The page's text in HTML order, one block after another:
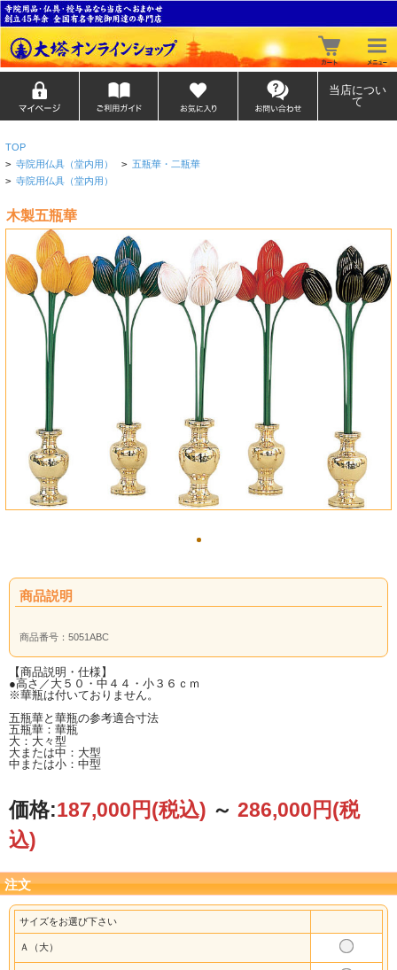
当店につい
て
TOP
> 寺院用仏具（堂内用） > 五瓶華・二瓶華
> 寺院用仏具（堂内用）
木製五瓶華
商品説明
商品番号： 5051ABC
【商品説明・仕様】
●高さ／大５０・中４４・小３６ｃｍ
※華瓶は付いておりません。
五瓶華と華瓶の参考適合寸法
五瓶華：華瓶
大：大々型
大または中：大型
中または小：中型
価格:187,000円(税込) ～ 286,000円(税
込)
注文
サイズをお選び下さい
Ａ（大）